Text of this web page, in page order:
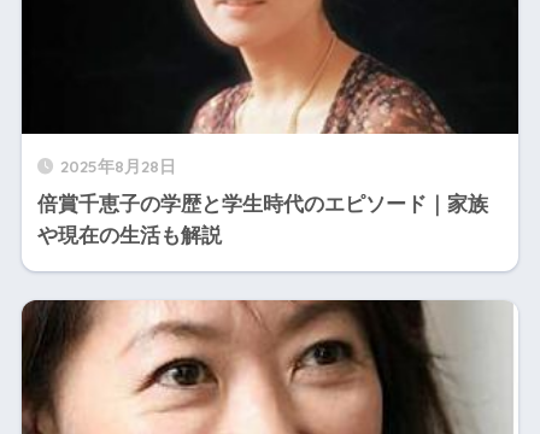
2025年8月28日
倍賞千恵子の学歴と学生時代のエピソード｜家族
や現在の生活も解説